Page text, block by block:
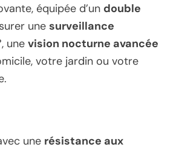
équipée d’un double
une surveillance
, une vision nocturne avancée
votre jardin ou votre
une résistance aux